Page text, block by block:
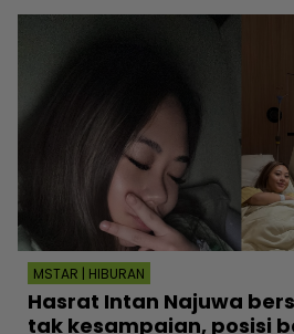
MSTAR | HIBURAN
Hasrat Intan Najuwa
tak kesampaian, posisi